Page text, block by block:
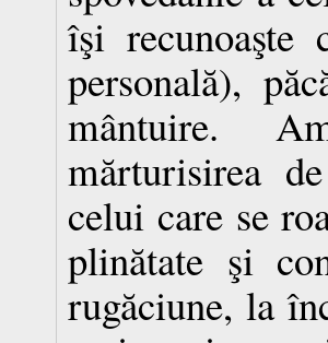
îşi recunoaşte
personală),
mântuire.
mărturisirea
celui care se
plinătate şi
rugăciune, la